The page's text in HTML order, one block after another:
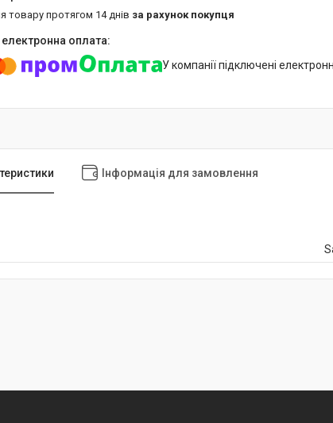
товару протягом 14 днів за рахунок покупця
У компанії підключені
Інформація для замовлення